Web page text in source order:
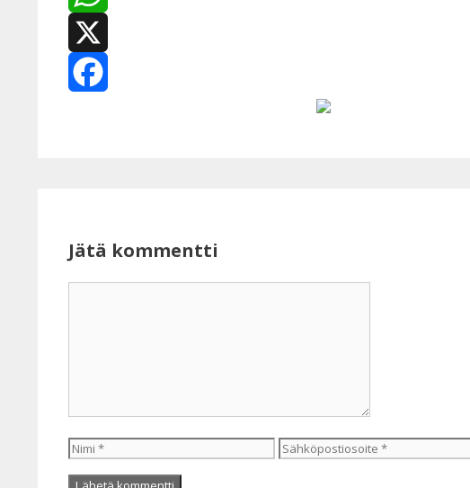
WhatsApp
X
Jätä kommentti
Nimi Sähköpostiosoite